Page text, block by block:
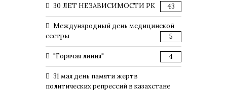
30 ЛЕТ НЕЗАВИСИМОСТИ РК 43
Международный день медицинской
сестры
5
"Горячая линия" 4
31 мая день памяти жертв
политических репрессий в казахстане